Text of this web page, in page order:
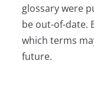
glossary were
be out-of-date.
which terms
future.